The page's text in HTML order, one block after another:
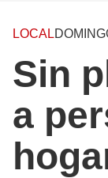
LOCAL
Sin
a